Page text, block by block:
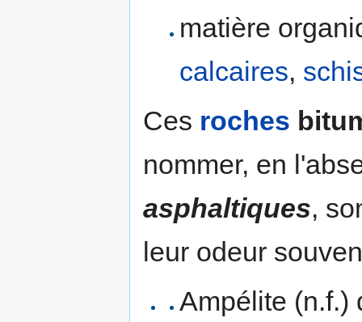
matière
calcaires,
Ces roches
nommer, en
asphaltiques,
leur odeur
Ampélite (n.f.)